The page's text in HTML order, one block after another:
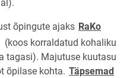
õpingute ajaks RaKo
opens on new page
(koos korraldatud kohaliku
tagasi). Majutuse kuutasu
õpilase kohta. Täpsemad